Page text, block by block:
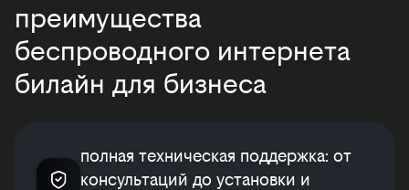
преимущества
беспроводного интернета
билайн для бизнеса
полная техническая поддержка: от
консультаций до установки и